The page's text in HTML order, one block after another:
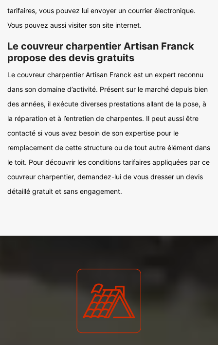
tarifaires, vous pouvez lui envoyer un courrier électronique.
Vous pouvez aussi visiter son site internet.
Le couvreur charpentier Artisan Franck
propose des devis gratuits
Le couvreur charpentier Artisan Franck est un expert reconnu
dans son domaine d’activité. Présent sur le marché depuis bien
des années, il exécute diverses prestations allant de la pose, à
la réparation et à l’entretien de charpentes. Il peut aussi être
contacté si vous avez besoin de son expertise pour le
remplacement de cette structure ou de tout autre élément dans
le toit. Pour découvrir les conditions tarifaires appliquées par ce
couvreur charpentier, demandez-lui de vous dresser un devis
détaillé gratuit et sans engagement.